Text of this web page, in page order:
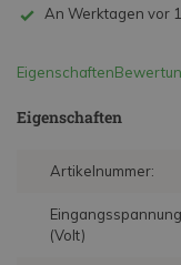
An Werktagen vor
Eigenschaften
Eigenschaften
Artikelnummer:
Eingangsspannung
(Volt)